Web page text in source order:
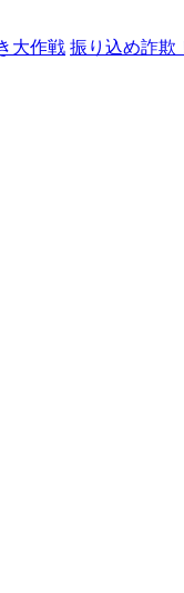
大作戦 振り込め詐欺